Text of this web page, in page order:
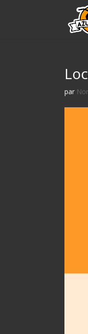
par